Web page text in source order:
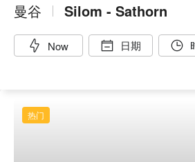
曼谷 Silom - Sathorn
Now 日期
热门